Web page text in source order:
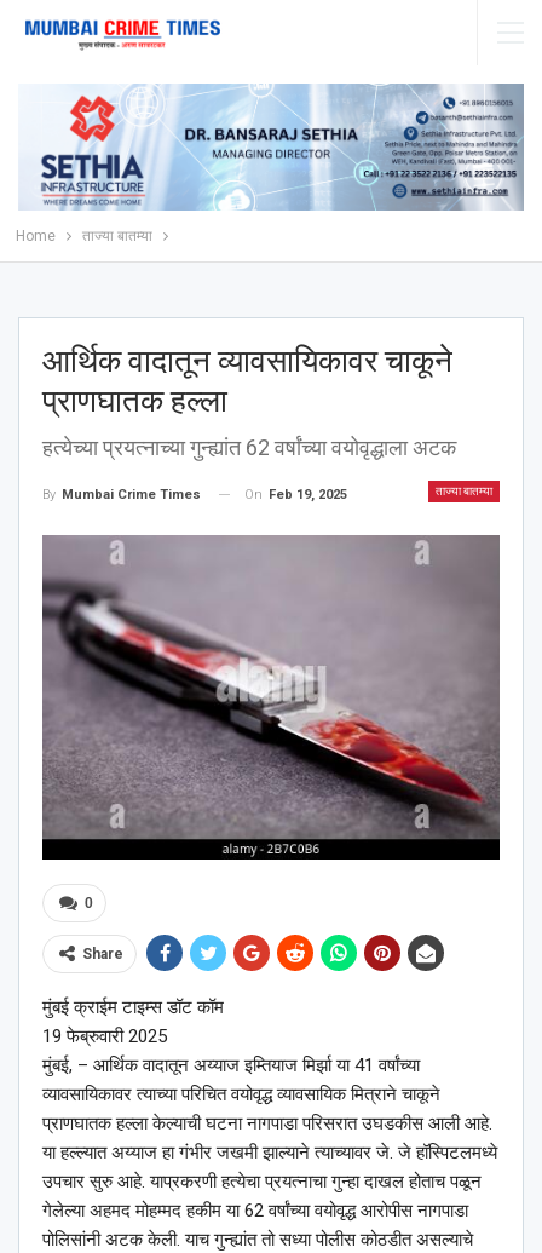
Home ताज्या बातम्या
आर्थिक वादातून व्यावसायिकावर चाकूने
प्राणघातक हल्ला
हत्येच्या प्रयत्नाच्या गुन्ह्यांत 62 वर्षांच्या वयोवृद्धाला अटक
ताज्या बातम्या
By Mumbai Crime Times On Feb 19, 2025
0
Share
मुंबई क्राईम टाइम्स डॉट कॉम
19 फेब्रुवारी 2025
मुंबई, – आर्थिक वादातून अय्याज इम्तियाज मिर्झा या 41 वर्षांच्या
व्यावसायिकावर त्याच्या परिचित वयोवृद्ध व्यावसायिक मित्राने चाकूने
प्राणघातक हल्ला केल्याची घटना नागपाडा परिसरात उघडकीस आली आहे.
या हल्ल्यात अय्याज हा गंभीर जखमी झाल्याने त्याच्यावर जे. जे हॉस्पिटलमध्ये
उपचार सुरु आहे. याप्रकरणी हत्येचा प्रयत्नाचा गुन्हा दाखल होताच पळून
गेलेल्या अहमद मोहम्मद हकीम या 62 वर्षांच्या वयोवृद्ध आरोपीस नागपाडा
पोलिसांनी अटक केली. याच गुन्ह्यांत तो सध्या पोलीस कोठडीत असल्याचे